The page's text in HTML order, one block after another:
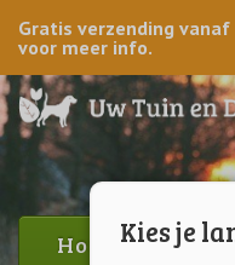
Kies je
Gratis verzending
voor meer info.
Home